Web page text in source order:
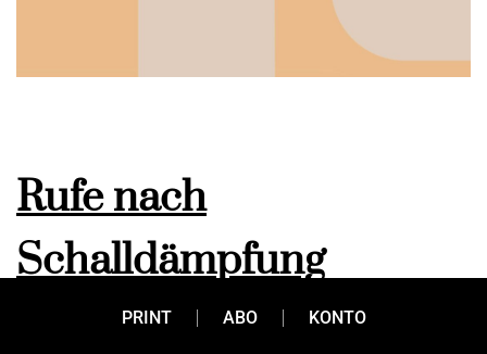
Rufe nach
Schalldämpfung
werden lauter
PRINT ABO KONTO